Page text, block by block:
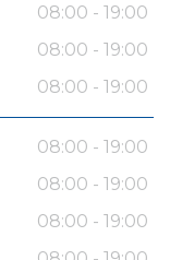
08:00 - 19:00
08:00 - 19:00
08:00 - 19:00
08:00 - 19:00
08:00 - 19:00
08:00 - 19:00